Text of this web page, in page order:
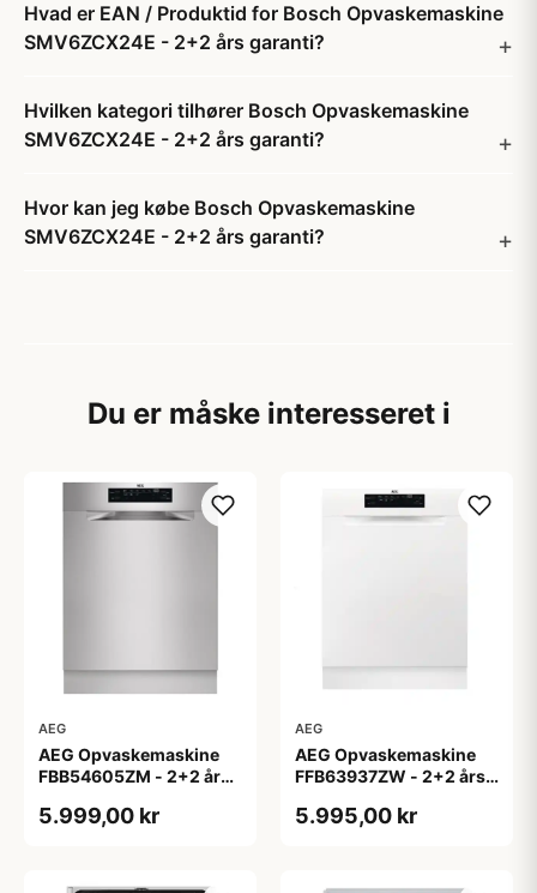
Hvad er EAN / Produktid for Bosch Opvaskemaskine
SMV6ZCX24E - 2+2 års garanti?
Hvilken kategori tilhører Bosch Opvaskemaskine
SMV6ZCX24E - 2+2 års garanti?
Hvor kan jeg købe Bosch Opvaskemaskine
SMV6ZCX24E - 2+2 års garanti?
Du er måske interesseret i
AEG
AEG Opvaskemaskine
FBB54605ZM - 2+2 års
5.999,00 kr
AEG
AEG Opvaskemaskine
FFB63937ZW - 2+2 års
5.995,00 kr